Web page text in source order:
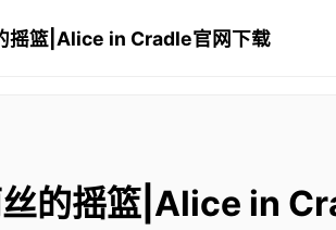
摇篮|Alice in Cradle官网下载
的摇篮|Alice in